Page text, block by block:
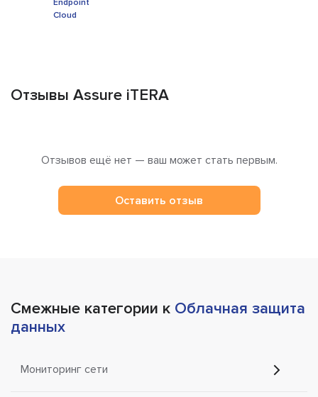
Отзывы Assure iTERA
Отзывов ещё нет — ваш может стать первым.
Оставить отзыв
Смежные категории к Облачная защита
данных
Мониторинг сети